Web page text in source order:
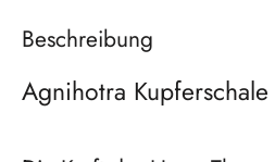
Beschreibung
Agnihotra Kupferschale